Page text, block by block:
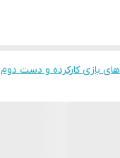
بازی کارکرده و دست دوم